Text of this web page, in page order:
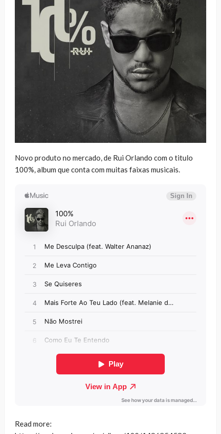
Novo produto no mercado, de Rui Orlando com o titulo
100%, album que conta com muitas faixas musicais.
Read more: